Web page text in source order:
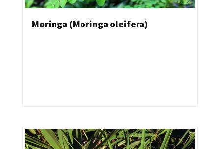
Moringa (Moringa oleifera)